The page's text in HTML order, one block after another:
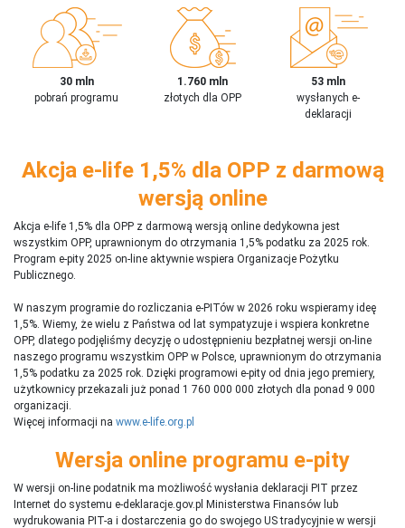
30 mln
pobrań programu
1.760 mln
złotych dla OPP
53 mln
wysłanych e-
deklaracji
Akcja e-life 1,5% dla OPP z darmową
wersją online
Akcja e-life 1,5% dla OPP z darmową wersją online dedykowna jest
wszystkim OPP, uprawnionym do otrzymania 1,5% podatku za 2025 rok.
Program e-pity 2025 on-line aktywnie wspiera Organizacje Pożytku
Publicznego.
W naszym programie do rozliczania e-PITów w 2026 roku wspieramy ideę
1,5%. Wiemy, że wielu z Państwa od lat sympatyzuje i wspiera konkretne
OPP, dlatego podjęliśmy decyzję o udostępnieniu bezpłatnej wersji on-line
naszego programu wszystkim OPP w Polsce, uprawnionym do otrzymania
1,5% podatku za 2025 rok. Dzięki programowi e-pity od dnia jego premiery,
użytkownicy przekazali już ponad 1 760 000 000 złotych dla ponad 9 000
organizacji.
Więcej informacji na www.e-life.org.pl
Wersja online programu e-pity
W wersji on-line podatnik ma możliwość wysłania deklaracji PIT przez
Internet do systemu e-deklaracje.gov.pl Ministerstwa Finansów lub
wydrukowania PIT-a i dostarczenia go do swojego US tradycyjnie w wersji